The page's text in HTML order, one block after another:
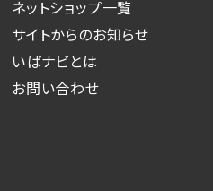
ネットショップ一覧
サイトからのお知らせ
いばナビとは
お問い合わせ